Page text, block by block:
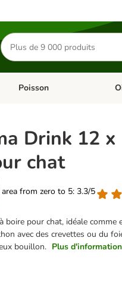
Rechercher
des
produits
Dérouler les catégories:
Poisson
Drink 12 x
chat
from zero to 5: 3.3/5
boire pour chat, idéale comme
avec des crevettes ou du
bouillon. Plus